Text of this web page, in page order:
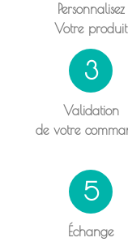
Personnalisez
Votre produit
3
Validation
de votre
5
Échange